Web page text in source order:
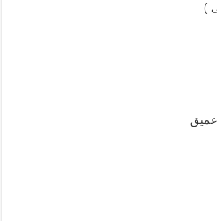
)